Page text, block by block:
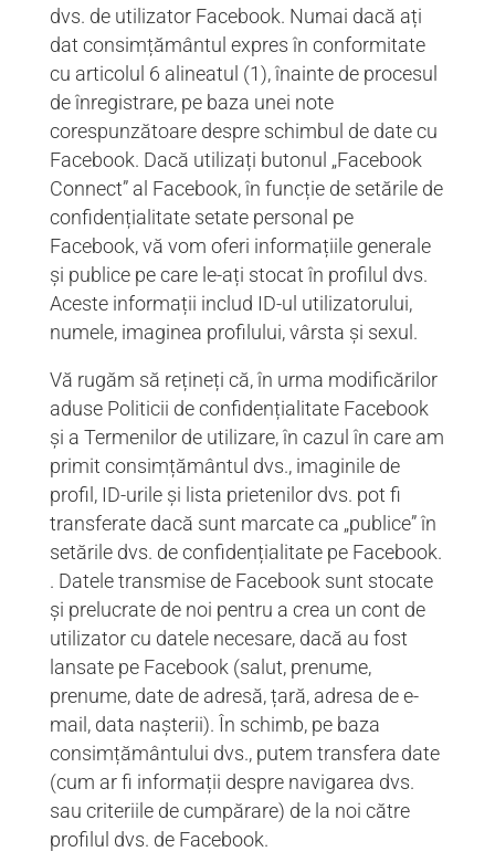
dvs. de utilizator Facebook. Numai dacă ați
dat consimțământul expres în conformitate
cu articolul 6 alineatul (1), înainte de procesul
de înregistrare, pe baza unei note
corespunzătoare despre schimbul de date cu
Facebook. Dacă utilizați butonul „Facebook
Connect” al Facebook, în funcție de setările de
confidențialitate setate personal pe
Facebook, vă vom oferi informațiile generale
și publice pe care le-ați stocat în profilul dvs.
Aceste informații includ ID-ul utilizatorului,
numele, imaginea profilului, vârsta și sexul.
Vă rugăm să rețineți că, în urma modificărilor
aduse Politicii de confidențialitate Facebook
și a Termenilor de utilizare, în cazul în care am
primit consimțământul dvs., imaginile de
profil, ID-urile și lista prietenilor dvs. pot fi
transferate dacă sunt marcate ca „publice” în
setările dvs. de confidențialitate pe Facebook.
. Datele transmise de Facebook sunt stocate
și prelucrate de noi pentru a crea un cont de
utilizator cu datele necesare, dacă au fost
lansate pe Facebook (salut, prenume,
prenume, date de adresă, țară, adresa de e-
mail, data nașterii). În schimb, pe baza
consimțământului dvs., putem transfera date
(cum ar fi informații despre navigarea dvs.
sau criteriile de cumpărare) de la noi către
profilul dvs. de Facebook.